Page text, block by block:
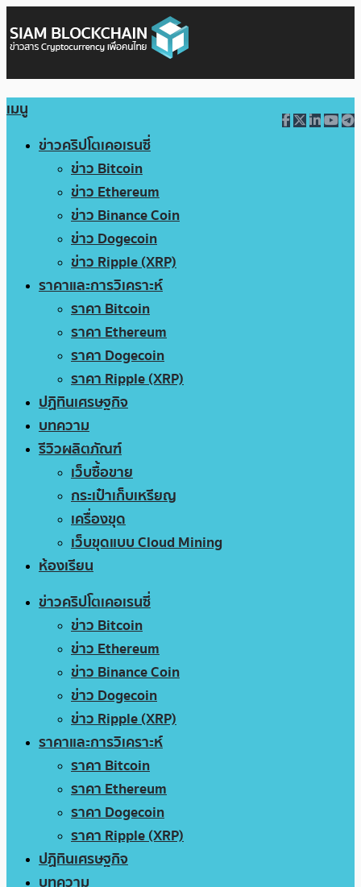
เมนู
ข่าวคริปโตเคอเรนซี่
ข่าว Bitcoin
ข่าว Ethereum
ข่าว Binance Coin
ข่าว Dogecoin
ข่าว Ripple (XRP)
ราคาและการวิเคราะห์
ราคา Bitcoin
ราคา Ethereum
ราคา Dogecoin
ราคา Ripple (XRP)
ปฏิทินเศรษฐกิจ
บทความ
รีวิวผลิตภัณฑ์
เว็บซื้อขาย
กระเป๋าเก็บเหรียญ
เครื่องขุด
เว็บขุดแบบ Cloud Mining
ห้องเรียน
ข่าวคริปโตเคอเรนซี่
ข่าว Bitcoin
ข่าว Ethereum
ข่าว Binance Coin
ข่าว Dogecoin
ข่าว Ripple (XRP)
ราคาและการวิเคราะห์
ราคา Bitcoin
ราคา Ethereum
ราคา Dogecoin
ราคา Ripple (XRP)
ปฏิทินเศรษฐกิจ